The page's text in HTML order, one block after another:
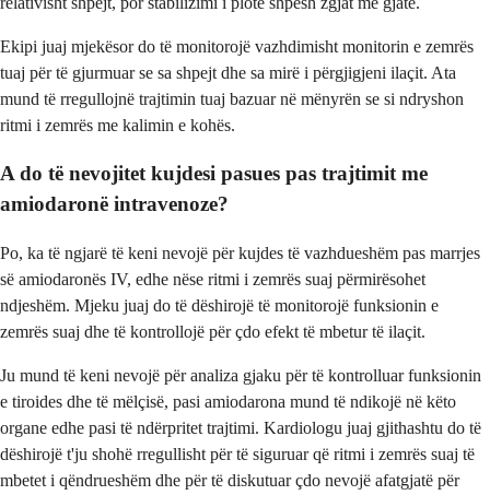
Ekipi juaj mjekësor do të monitorojë vazhdimisht monitorin e zemrës
tuaj për të gjurmuar se sa shpejt dhe sa mirë i përgjigjeni ilaçit. Ata
mund të rregullojnë trajtimin tuaj bazuar në mënyrën se si ndryshon
ritmi i zemrës me kalimin e kohës.
A do të nevojitet kujdesi pasues pas trajtimit me
amiodaronë intravenoze?
Po, ka të ngjarë të keni nevojë për kujdes të vazhdueshëm pas marrjes
së amiodaronës IV, edhe nëse ritmi i zemrës suaj përmirësohet
ndjeshëm. Mjeku juaj do të dëshirojë të monitorojë funksionin e
zemrës suaj dhe të kontrollojë për çdo efekt të mbetur të ilaçit.
Ju mund të keni nevojë për analiza gjaku për të kontrolluar funksionin
e tiroides dhe të mëlçisë, pasi amiodarona mund të ndikojë në këto
organe edhe pasi të ndërpritet trajtimi. Kardiologu juaj gjithashtu do të
dëshirojë t'ju shohë rregullisht për të siguruar që ritmi i zemrës suaj të
mbetet i qëndrueshëm dhe për të diskutuar çdo nevojë afatgjatë për